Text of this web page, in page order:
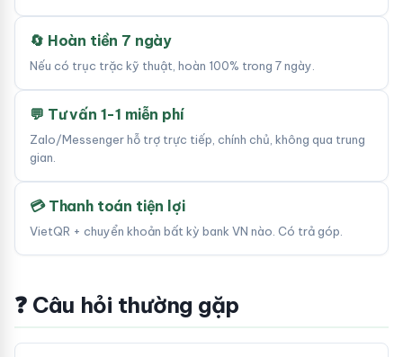
🔄 Hoàn tiền 7 ngày
Nếu có trục trặc kỹ thuật, hoàn 100% trong 7 ngày.
💬 Tư vấn 1-1 miễn phí
Zalo/Messenger hỗ trợ trực tiếp, chính chủ, không qua trung
gian.
💳 Thanh toán tiện lợi
VietQR + chuyển khoản bất kỳ bank VN nào. Có trả góp.
❓ Câu hỏi thường gặp